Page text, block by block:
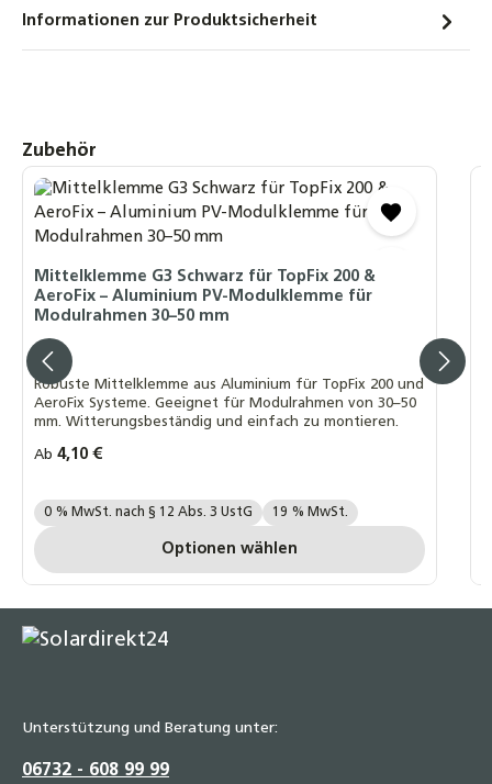
Informationen zur Produktsicherheit
Produktgalerie überspringen
Zubehör
Mittelklemme G3 Schwarz für TopFix 200 &
AeroFix – Aluminium PV-Modulklemme für
Modulrahmen 30–50 mm
Robuste Mittelklemme aus Aluminium für TopFix 200 und
AeroFix Systeme. Geeignet für Modulrahmen von 30–50
mm. Witterungsbeständig und einfach zu montieren.
Regulärer Preis:
Ab 4,10 €
Ihre MwSt. Auswahl::
0 % MwSt. nach § 12 Abs. 3 UstG 19 % MwSt.
Optionen wählen
Unterstützung und Beratung unter:
06732 - 608 99 99